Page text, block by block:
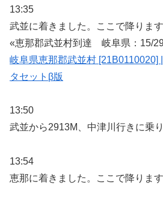
13:35
武並に着きました。ここで降ります
«恵那郡武並村到達 岐阜県：15/
岐阜県恵那郡武並村 [21B0110020]
タセットβ版
13:50
武並から2913M、中津川行きに乗り
13:54
恵那に着きました。ここで降ります